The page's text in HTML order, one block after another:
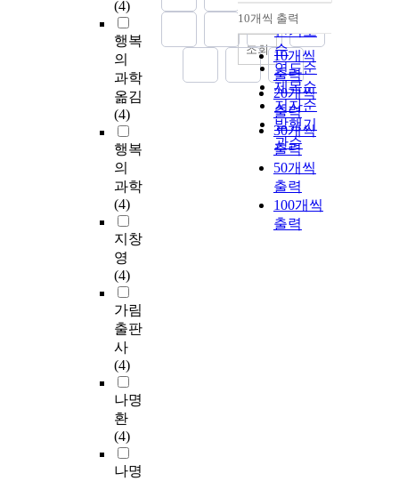
(4)
행복
의
과학
옮김
(4)
행복
의
과학
(4)
지창
영
(4)
가림
출판
사
(4)
나명
환
(4)
나명
순
인기도
순
연도순
제목순
저자순
발행기
관순
내림차순
10개씩 출력
10개씩
출력
20개씩
출력
30개씩
출력
50개씩
출력
100개씩
출력
조회